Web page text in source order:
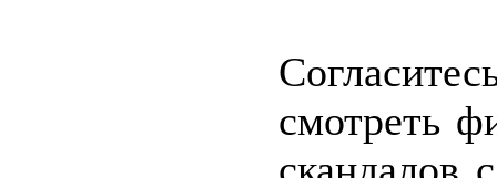
смотреть